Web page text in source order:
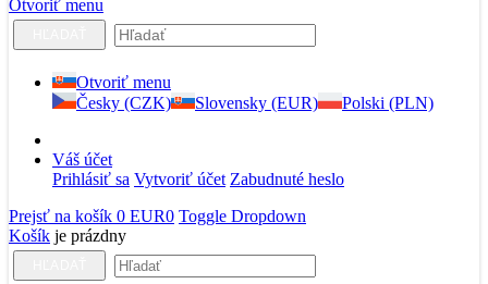
Otvoriť menu
Otvoriť menu
Česky (CZK)
Slovensky (EUR) Polski (PLN)
Váš účet
Prihlásiť sa Vytvoriť účet Zabudnuté heslo
Prejsť na košík 0 EUR0 Toggle Dropdown
Košík je prázdny